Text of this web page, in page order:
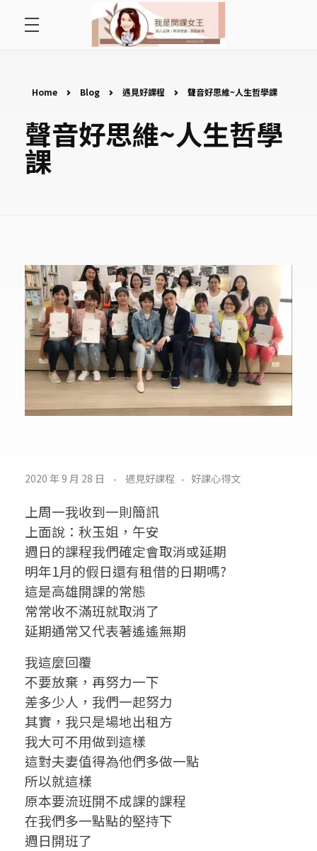
好好說故事
最愛讀書會
遇見好課程
Home Blog 遇見好課程 聲音好思維~人生哲學課
聲音好思維~人生哲學
課
聲
音
好
思
維
~
人
生
哲
學
課
2020 年 9 月 28 日 遇見好課程 好課心得文
上周一我收到一則簡訊
上面說：秋玉姐，午安
週日的課程我們確定會取消或延期
明年1月的假日還有租借的日期嗎?
這是高雄開課的常態
常常收不滿班就取消了
延期通常又代表著遙遙無期
我這麼回覆
不要放棄，再努力一下
差多少人，我們一起努力
其實，我只是場地出租方
我大可不用做到這樣
這對夫妻值得為他們多做一點
所以就這樣
原本要流班開不成課的課程
在我們多一點點的堅持下
週日開班了